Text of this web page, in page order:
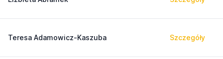
Teresa Adamowicz-Kaszuba Szczegóły